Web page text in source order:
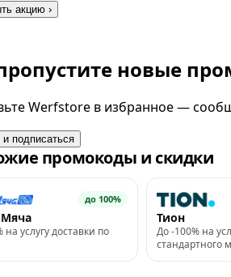
акцию ›
новые
Werfstore в избранное —
и подписаться
промокоды и скидки
до 100%
на услугу доставки по
Тион
До -100% на
стандартного